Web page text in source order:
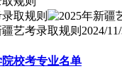
疆艺考录取规则 2024/
校考专业名单